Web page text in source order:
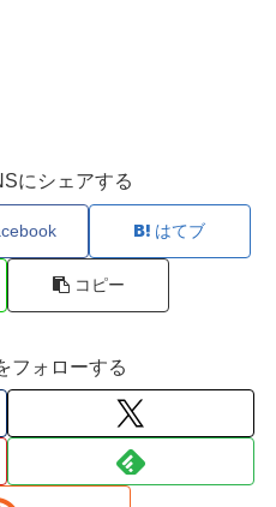
にシェアする
はてブ
コピー
フォローする